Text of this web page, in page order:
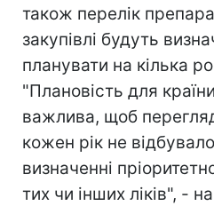
також перелік
закупівлі будуть
планувати на кілька
"Плановість для
важлива, щоб
кожен рік не
визначенні
тих чи інших ліків", -